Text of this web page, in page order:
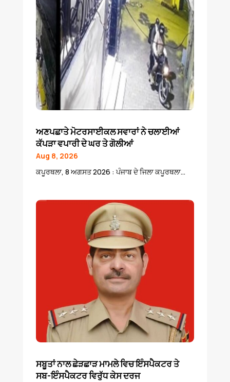
ਅਣਪਛਾਤੇ ਮੋਟਰਸਾਈਕਲ ਸਵਾਰਾਂ ਨੇ ਚਲਾਈਆਂ
ਕੱਪੜਾ ਵਪਾਰੀ ਦੇ ਘਰ ਤੇ ਗੋਲੀਆਂ
Aug 8, 2026
ਕਪੂਰਥਲਾ, 8 ਅਗਸਤ 2026 : ਪੰਜਾਬ ਦੇ ਜਿਲਾ ਕਪੂਰਥਲਾ...
ਸਬੂਤਾਂ ਨਾਲ ਛੇੜਛਾੜ ਮਾਮਲੇ ਵਿਚ ਇੰਸਪੈਕਟਰ ਤੇ
ਸਬ-ਇੰਸਪੈਕਟਰ ਵਿਰੁੱਧ ਕੇਸ ਦਰਜ